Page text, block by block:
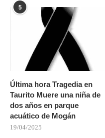
5
Última hora Tragedia en
Taurito Muere una niña de
dos años en parque
acuático de Mogán
19/04/2025